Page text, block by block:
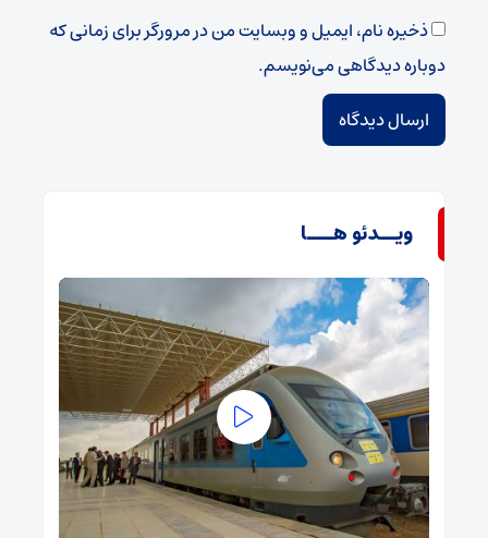
ذخیره نام، ایمیل و وبسایت من در مرورگر برای زمانی که
دوباره دیدگاهی می‌نویسم.
ویــدئو هـــا